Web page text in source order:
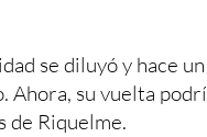
se diluyó y hace
Ahora, su vuelta
de Riquelme.